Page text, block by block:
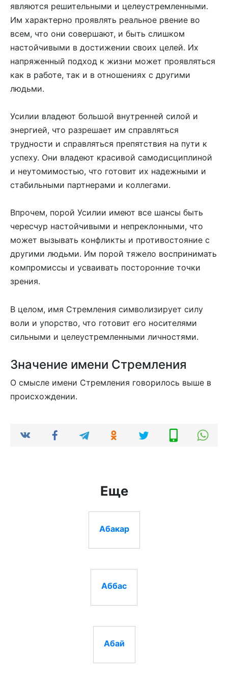
являются решительными и целеустремленными.
Им характерно проявлять реальное рвение во
всем, что они совершают, и быть слишком
настойчивыми в достижении своих целей. Их
напряженный подход к жизни может проявляться
как в работе, так и в отношениях с другими
людьми.
Усилии владеют большой внутренней силой и
энергией, что разрешает им справляться
трудности и справляться препятствия на пути к
успеху. Они владеют красивой самодисциплиной
и неутомимостью, что готовит их надежными и
стабильными партнерами и коллегами.
Впрочем, порой Усилии имеют все шансы быть
чересчур настойчивыми и непреклонными, что
может вызывать конфликты и противостояние с
другими людьми. Им порой тяжело воспринимать
компромиссы и усваивать посторонние точки
зрения.
В целом, имя Стремления символизирует силу
воли и упорство, что готовит его носителями
сильными и целеустремленными личностями.
Значение имени Стремления
О смысле имени Стремления говорилось выше в
происхождении.
Еще
Абакар
Аббас
Абай